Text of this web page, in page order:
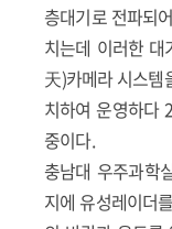
층대기로 전파되
치는데 이러한
天)카메라 시스템
치하여 운영하다
중이다.
충남대 우주과학
지에 유성레이더